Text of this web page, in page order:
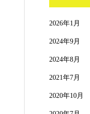
2026年1月
2024年9月
2024年8月
2021年7月
2020年10月